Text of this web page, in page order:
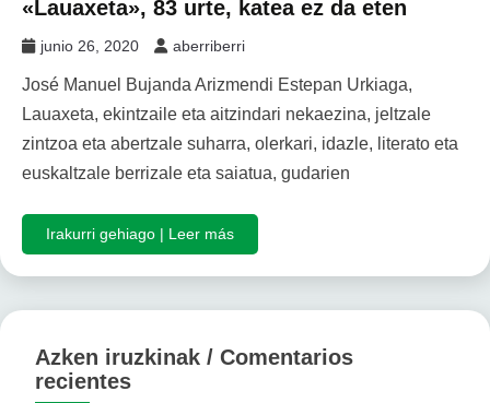
«Lauaxeta», 83 urte, katea ez da eten
junio 26, 2020 aberriberri
José Manuel Bujanda Arizmendi Estepan Urkiaga,
Lauaxeta, ekintzaile eta aitzindari nekaezina, jeltzale
zintzoa eta abertzale suharra, olerkari, idazle, literato eta
euskaltzale berrizale eta saiatua, gudarien
Irakurri gehiago | Leer más
Azken iruzkinak / Comentarios
recientes